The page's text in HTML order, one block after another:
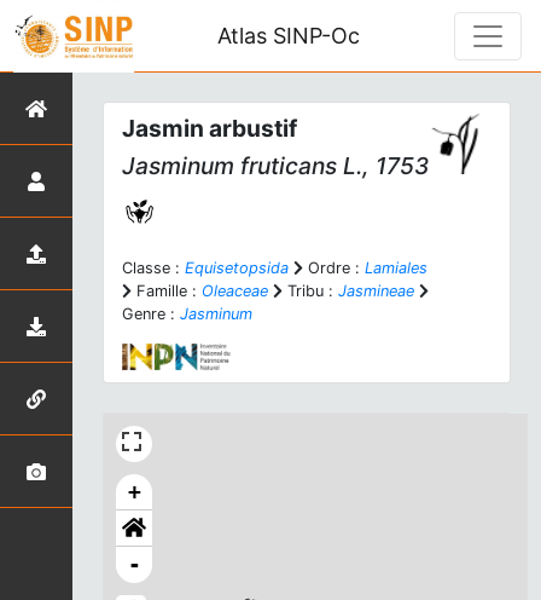
Atlas SINP-Oc
Jasmin arbustif
Jasminum fruticans L., 1753
Classe : Equisetopsida Ordre : Lamiales
Famille : Oleaceae Tribu : Jasmineae
Genre : Jasminum
+
-